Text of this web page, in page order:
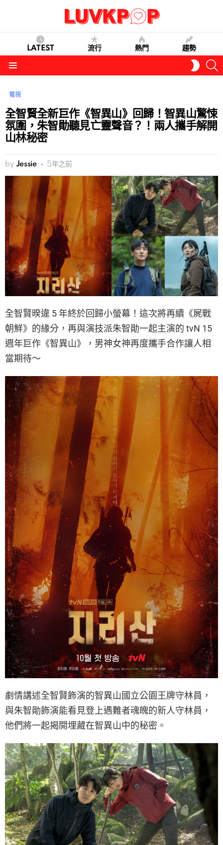
LATEST 流行 熱門 趨勢
SKIN
電視
全智賢全新巨作《智異山》回歸！智異山驚悚
氛圍，朱智勛聽見亡靈聲音？！兩人攜手解開
山林秘密
by Jessie 5年之前
全智賢暌違 5 年終於回歸小螢幕！這次將再續《屍戰
朝鮮》的緣分，再與演技派朱智勛一起主演的 tvN 15
週年巨作《智異山》，男神女神再度攜手合作讓人相
當期待～
劇情講述全智賢飾演的智異山國立公園王牌守林員，
與朱智勛飾演能看見登上遇難者魂魄的新人守林員，
他們將一起揭開埋藏在智異山中的秘密。